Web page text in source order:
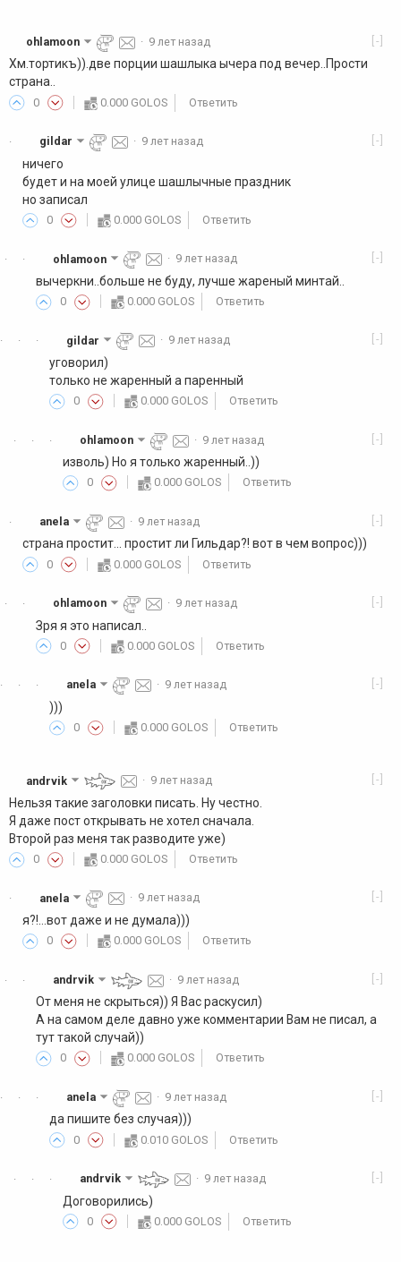
[-]
ohlamoon · 9 лет назад
Хм.тортикъ)).две порции шашлыка ычера под вечер..Прости
страна..
0 0.000 GOLOS Ответить
· [-]
gildar · 9 лет назад
ничего
будет и на моей улице шашлычные праздник
но записал
0 0.000 GOLOS Ответить
·
· [-]
ohlamoon · 9 лет назад
вычеркни..больше не буду, лучше жареный минтай..
0 0.000 GOLOS Ответить
·
·
· [-]
gildar · 9 лет назад
уговорил)
только не жаренный а паренный
0 0.000 GOLOS Ответить
·
·
· [-]
ohlamoon · 9 лет назад
изволь) Но я только жаренный..))
0 0.000 GOLOS Ответить
· [-]
anela · 9 лет назад
страна простит... простит ли Гильдар?! вот в чем вопрос)))
0 0.000 GOLOS Ответить
·
· [-]
ohlamoon · 9 лет назад
Зря я это написал..
0 0.000 GOLOS Ответить
·
·
· [-]
anela · 9 лет назад
)))
0 0.000 GOLOS Ответить
[-]
andrvik · 9 лет назад
Нельзя такие заголовки писать. Ну честно.
Я даже пост открывать не хотел сначала.
Второй раз меня так разводите уже)
0 0.000 GOLOS Ответить
· [-]
anela · 9 лет назад
я?!...вот даже и не думала)))
0 0.000 GOLOS Ответить
·
· [-]
andrvik · 9 лет назад
От меня не скрыться)) Я Вас раскусил)
А на самом деле давно уже комментарии Вам не писал, а
тут такой случай))
0 0.000 GOLOS Ответить
·
·
· [-]
anela · 9 лет назад
да пишите без случая)))
0 0.010 GOLOS Ответить
·
·
· [-]
andrvik · 9 лет назад
Договорились)
0 0.000 GOLOS Ответить